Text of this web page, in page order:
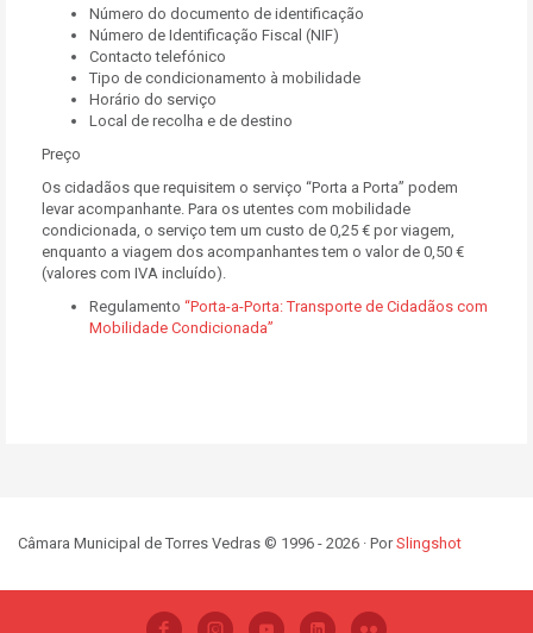
Número do documento de identificação
Número de Identificação Fiscal (NIF)
Contacto telefónico
Tipo de condicionamento à mobilidade
Horário do serviço
Local de recolha e de destino
Preço
Os cidadãos que requisitem o serviço “Porta a Porta” podem
levar acompanhante. Para os utentes com mobilidade
condicionada, o serviço tem um custo de 0,25 € por viagem,
enquanto a viagem dos acompanhantes tem o valor de 0,50 €
(valores com IVA incluído).
Regulamento “Porta-a-Porta: Transporte de Cidadãos com
Mobilidade Condicionada”
Câmara Municipal de Torres Vedras © 1996 - 2026 · PorSlingshot